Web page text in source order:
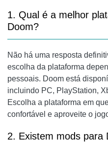
1. Qual é a melhor
Doom?
Não há uma resposta
escolha da plataforma
pessoais. Doom está
incluindo PC, PlayStation,
Escolha a plataforma em
confortável e aproveite o
2. Existem mods para